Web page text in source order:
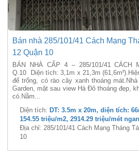
Bán nhà 285/101/41 Cách Mạng
12 Quận 10
BÁN NHÀ CẤP 4 – 285/101/41 CÁCH
Q.10 Diện tích: 3,1m x 21,3m
để trống, có rào cây xanh thoáng
Garden, mặt sau view Hà Đô thoáng đẹp,
có.Nằm...
Diện tích: DT: 3.5m x 20m, diện tích:
154.55 triệu/m2, 2914.29 triệu/mét
Địa chỉ: 285/101/41 Cách Mạng Tháng
10